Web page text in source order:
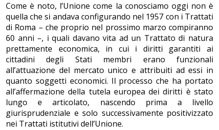
Come è noto, l’Unione come la conosciamo oggi non è
quella che si andava configurando nel 1957 con i Trattati
di Roma – che proprio nel prossimo marzo compiranno
60 anni –, i quali davano vita ad un Trattato di natura
prettamente economica, in cui i diritti garantiti ai
cittadini degli Stati membri erano funzionali
all’attuazione del mercato unico e attribuiti ad essi in
quanto soggetti economici. Il processo che ha portato
all’affermazione della tutela europea dei diritti è stato
lungo e articolato, nascendo prima a livello
giurisprudenziale e solo successivamente positivizzato
nei Trattati istitutivi dell’Unione.